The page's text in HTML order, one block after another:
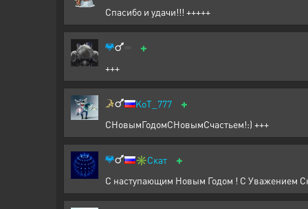
Спасибо и удачи!!! +++++
+
+++
KoT_777 +
СНовымГодомСНовымСчастьем!:) +++
✳️Скат +
С наступающим Новым Годом ! С Уважением